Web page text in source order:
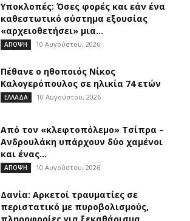
Υποκλοπές: Όσες φορές και εάν ένα
καθεστωτικό σύστημα εξουσίας
«αρχειοθετήσει» μια...
ΑΠΟΨΗ 10 Αυγούστου, 2026
Πέθανε ο ηθοποιός Νίκος
Καλογερόπουλος σε ηλικία 74 ετών
ΕΛΛΑΔΑ 10 Αυγούστου, 2026
Από τον «κλεφτοπόλεμο» Τσίπρα –
Ανδρουλάκη υπάρχουν δύο χαμένοι
και ένας...
ΑΠΟΨΗ 10 Αυγούστου, 2026
Δανία: Αρκετοί τραυματίες σε
περιστατικό με πυροβολισμούς,